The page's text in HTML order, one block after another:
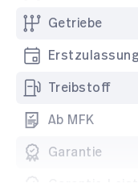
Getriebe
Erstzulassung
Treibstoff
Ab MFK
Garantie